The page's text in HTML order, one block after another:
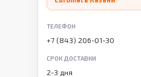
ТЕЛЕФОН
+7 (843) 206-01-30
СРОК ДОСТАВКИ
2-3 дня